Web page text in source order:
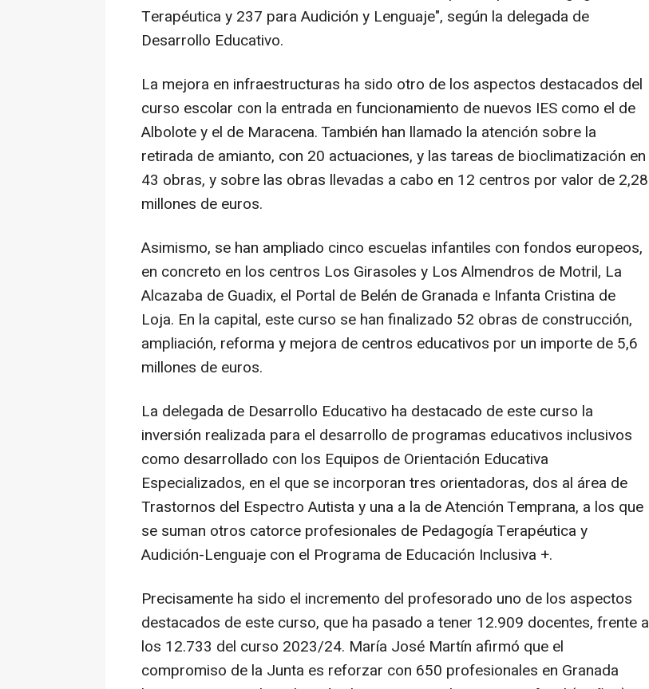
Terapéutica y 237 para Audición y Lenguaje", según la delegada de
Desarrollo Educativo.
La mejora en infraestructuras ha sido otro de los aspectos destacados del
curso escolar con la entrada en funcionamiento de nuevos IES como el de
Albolote y el de Maracena. También han llamado la atención sobre la
retirada de amianto, con 20 actuaciones, y las tareas de bioclimatización en
43 obras, y sobre las obras llevadas a cabo en 12 centros por valor de 2,28
millones de euros.
Asimismo, se han ampliado cinco escuelas infantiles con fondos europeos,
en concreto en los centros Los Girasoles y Los Almendros de Motril, La
Alcazaba de Guadix, el Portal de Belén de Granada e Infanta Cristina de
Loja. En la capital, este curso se han finalizado 52 obras de construcción,
ampliación, reforma y mejora de centros educativos por un importe de 5,6
millones de euros.
La delegada de Desarrollo Educativo ha destacado de este curso la
inversión realizada para el desarrollo de programas educativos inclusivos
como desarrollado con los Equipos de Orientación Educativa
Especializados, en el que se incorporan tres orientadoras, dos al área de
Trastornos del Espectro Autista y una a la de Atención Temprana, a los que
se suman otros catorce profesionales de Pedagogía Terapéutica y
Audición-Lenguaje con el Programa de Educación Inclusiva +.
Precisamente ha sido el incremento del profesorado uno de los aspectos
destacados de este curso, que ha pasado a tener 12.909 docentes, frente a
los 12.733 del curso 2023/24. María José Martín afirmó que el
compromiso de la Junta es reforzar con 650 profesionales en Granada